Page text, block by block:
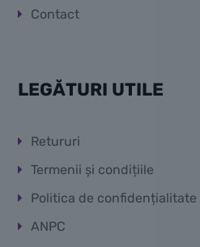
Contact
LEGĂTURI UTILE
Retururi
Termenii și condițiile
Politica de confidențialitate
ANPC